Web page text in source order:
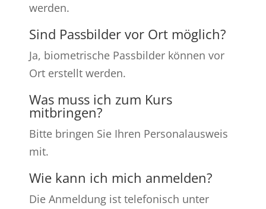
werden.
Sind Passbilder vor Ort möglich?
Ja, biometrische Passbilder können vor
Ort erstellt werden.
Was muss ich zum Kurs
mitbringen?
Bitte bringen Sie Ihren Personalausweis
mit.
Wie kann ich mich anmelden?
Die Anmeldung ist telefonisch unter